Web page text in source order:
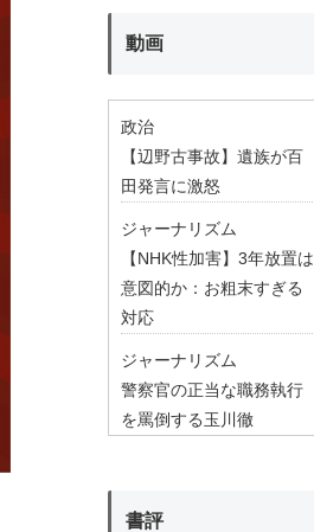
動画
政治
【辺野古事故】遺族が百
田発言に激怒
ジャーナリズム
【NHK性加害】3年放置は
意図的か：お粗末すぎる
対応
ジャーナリズム
警察官の正当な職務執行
を罵倒する玉川徹
書評